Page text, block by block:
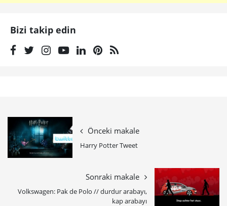
Bizi takip edin
Önceki makale
Harry Potter Tweet
Sonraki makale
Volkswagen: Pak de Polo // durdur arabayı,
kap arabayı